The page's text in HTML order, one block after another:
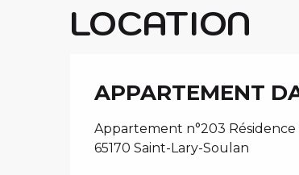
LOCATION
APPARTEMENT
Appartement n°203 Résidence
65170 Saint-Lary-Soulan